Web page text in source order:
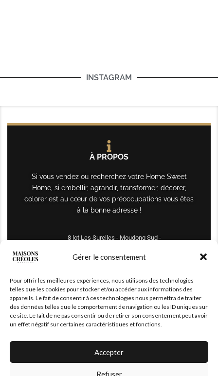
Gérer le consentement
Pour offrir les meilleures expériences, nous utilisons des technologies
telles que les cookies pour stocker et/ou accéder aux informations des
appareils. Le fait de consentir à ces technologies nous permettra de traiter
des données telles que le comportement de navigation ou les ID uniques sur
ce site. Le fait de ne pas consentir ou de retirer son consentement peut avoir
un effet négatif sur certaines caractéristiques et fonctions.
Accepter
Refuser
INSTAGRAM
À PROPOS
Si vous vendez ou recherchez votre Home Sweet
Home, si embellir, agrandir, transformer, décorer,
colorer est au cœur de vos préoccupations vous êtes
à la bonne adresse !
8 lot Les Surelles - Moudong Sud -
maisonscreoles.immo@gmail.com